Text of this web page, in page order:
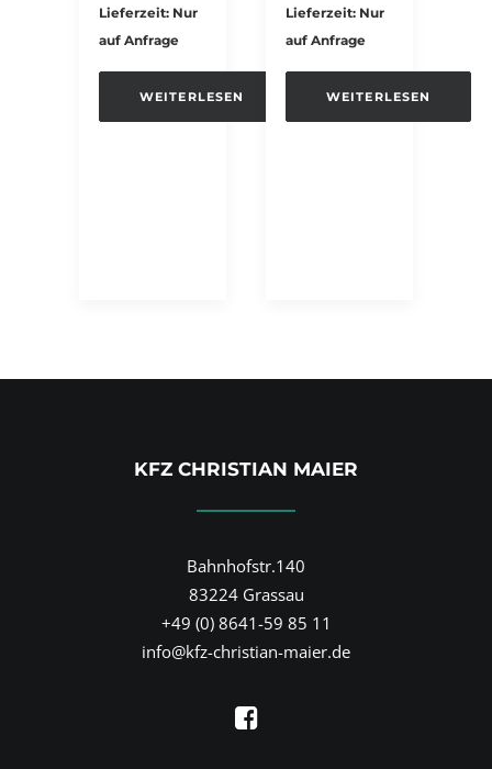
Lieferzeit: Nur
auf Anfrage
WEITERLESEN
Lieferzeit: Nur
auf Anfrage
WEITERLESEN
KFZ CHRISTIAN MAIER
Bahnhofstr.140
83224 Grassau
+49 (0) 8641-59 85 11
info@kfz-christian-maier.de